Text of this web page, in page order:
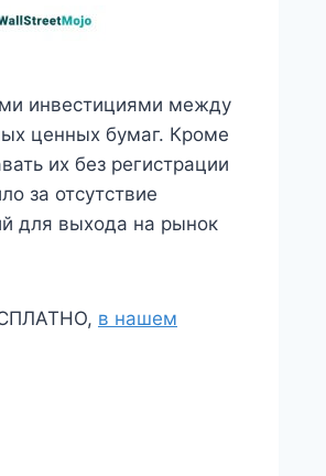
инвестициями между
ценных бумаг. Кроме
их без регистрации
за отсутствие
для выхода на рынок
в нашем